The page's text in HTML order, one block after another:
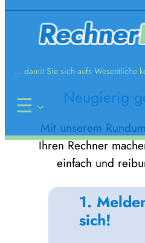
... damit Sie sich aufs Wesentliche
Neugierig
Mit unserem
Ihren Rechner
einfach und
1.
sich!